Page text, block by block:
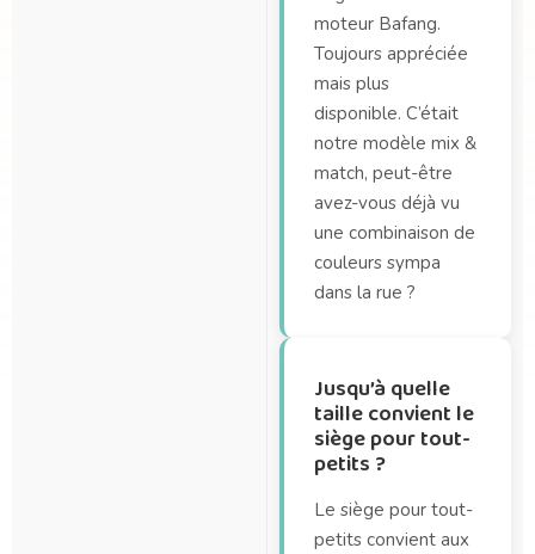
moteur Bafang.
Toujours appréciée
mais plus
disponible. C’était
notre modèle mix &
match, peut-être
avez-vous déjà vu
une combinaison de
couleurs sympa
dans la rue ?
Jusqu’à quelle
taille convient le
siège pour tout-
petits ?
Le siège pour tout-
petits convient aux